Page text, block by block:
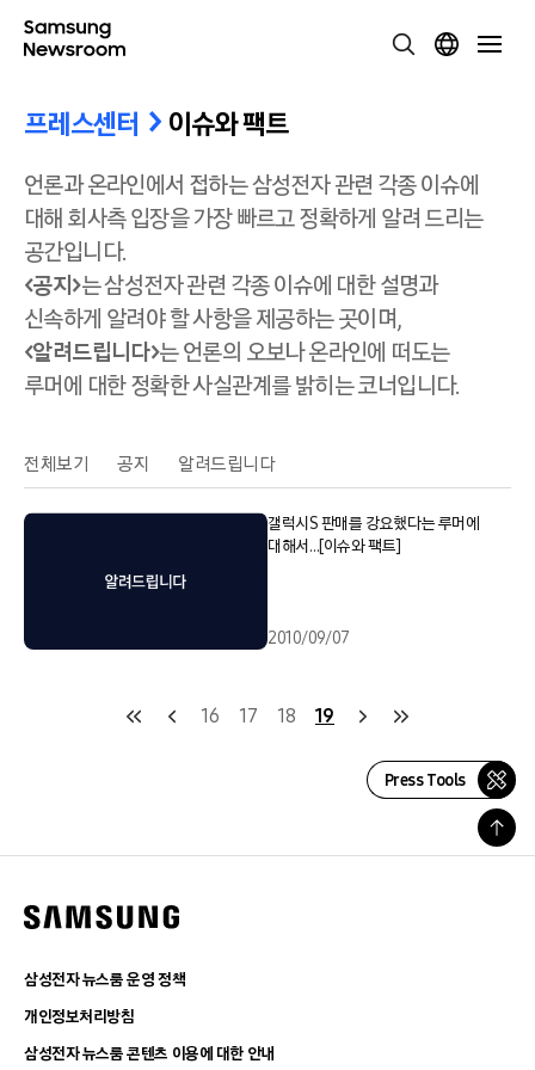
프레스센터 이슈와 팩트
언론과 온라인에서 접하는 삼성전자 관련 각종 이슈에
대해 회사측 입장을 가장 빠르고 정확하게 알려 드리는
공간입니다.
<공지>는 삼성전자 관련 각종 이슈에 대한 설명과
신속하게 알려야 할 사항을 제공하는 곳이며,
<알려드립니다>는 언론의 오보나 온라인에 떠도는
루머에 대한 정확한 사실관계를 밝히는 코너입니다.
전체보기 공지 알려드립니다
갤럭시S 판매를 강요했다는 루머에
대해서…[이슈와 팩트]
2010/09/07
16 17 18 19
Press Tools
삼성전자 뉴스룸 운영 정책
개인정보처리방침
삼성전자 뉴스룸 콘텐츠 이용에 대한 안내